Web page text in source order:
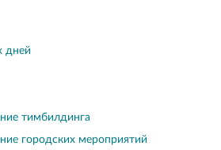
дней
тимбилдинга
городских мероприятий